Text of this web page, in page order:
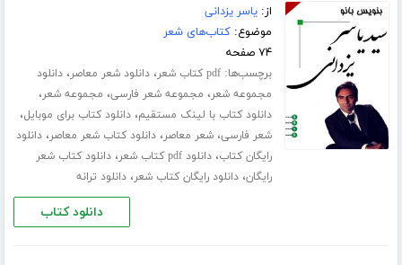
از:یاسر یزدانی
موضوع:کتاب‌های شعر
۷۴ صفحه
برچسب‌ها:pdf کتاب شعر ،دانلود شعر معاصر،دانلود
مجموعه شعر، مجموعه شعر فارسی، مجموعه شعر،
دانلود کتاب با لینک مستقیم،دانلود کتاب برای موبایل،
شعر فارسی،شعر معاصر،دانلود کتاب شعر معاصر،دانلود
رایگان کتاب،دانلود pdf کتاب شعر ،دانلود کتاب شعر
رایگان،دانلود رایگان کتاب شعر،دانلود ترانه
دانلود کتاب